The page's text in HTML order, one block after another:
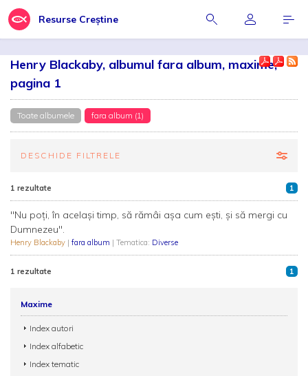
Resurse Creștine
Henry Blackaby, albumul fara album, maxime,
pagina 1
Toate albumele fara album (1)
DESCHIDE FILTRELE
1 rezultate 1
"Nu poţi, în acelaşi timp, să rămâi aşa cum eşti, şi să mergi cu
Dumnezeu".
Henry Blackaby | fara album | Tematica: Diverse
1 rezultate 1
Maxime
Index autori
Index alfabetic
Index tematic